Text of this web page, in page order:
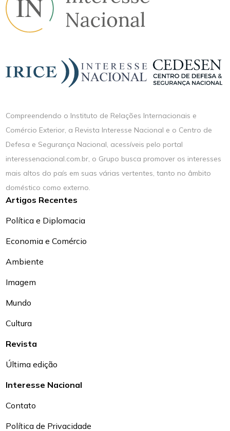
Compreendendo o Instituto de Relações Internacionais e
Comércio Exterior, a Revista Interesse Nacional e o Centro de
Defesa e Segurança Nacional, acessíveis pelo portal
interessenacional.com.br, o Grupo busca promover os interesses
mais altos do país em suas várias vertentes, tanto no âmbito
doméstico como externo.
Artigos Recentes
Política e Diplomacia
Economia e Comércio
Ambiente
Imagem
Mundo
Cultura
Revista
Última edição
Interesse Nacional
Contato
Política de Privacidade